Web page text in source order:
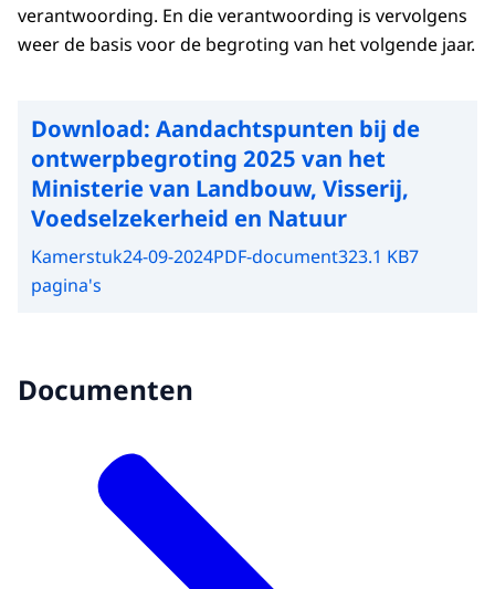
verantwoording. En die verantwoording is vervolgens
weer de basis voor de begroting van het volgende jaar.
Download: Aandachtspunten bij de
ontwerpbegroting 2025 van het
Ministerie van Landbouw, Visserij,
Voedselzekerheid en Natuur
Kamerstuk24-09-2024PDF-document323.1 KB7
pagina's
Documenten